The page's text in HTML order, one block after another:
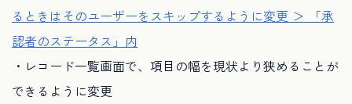
るときはそのユーザーをスキップするように変更 ＞ 「承
認者のステータス」内
・レコード一覧画面で、 項目の幅を現状より狭めることが
できるように変更